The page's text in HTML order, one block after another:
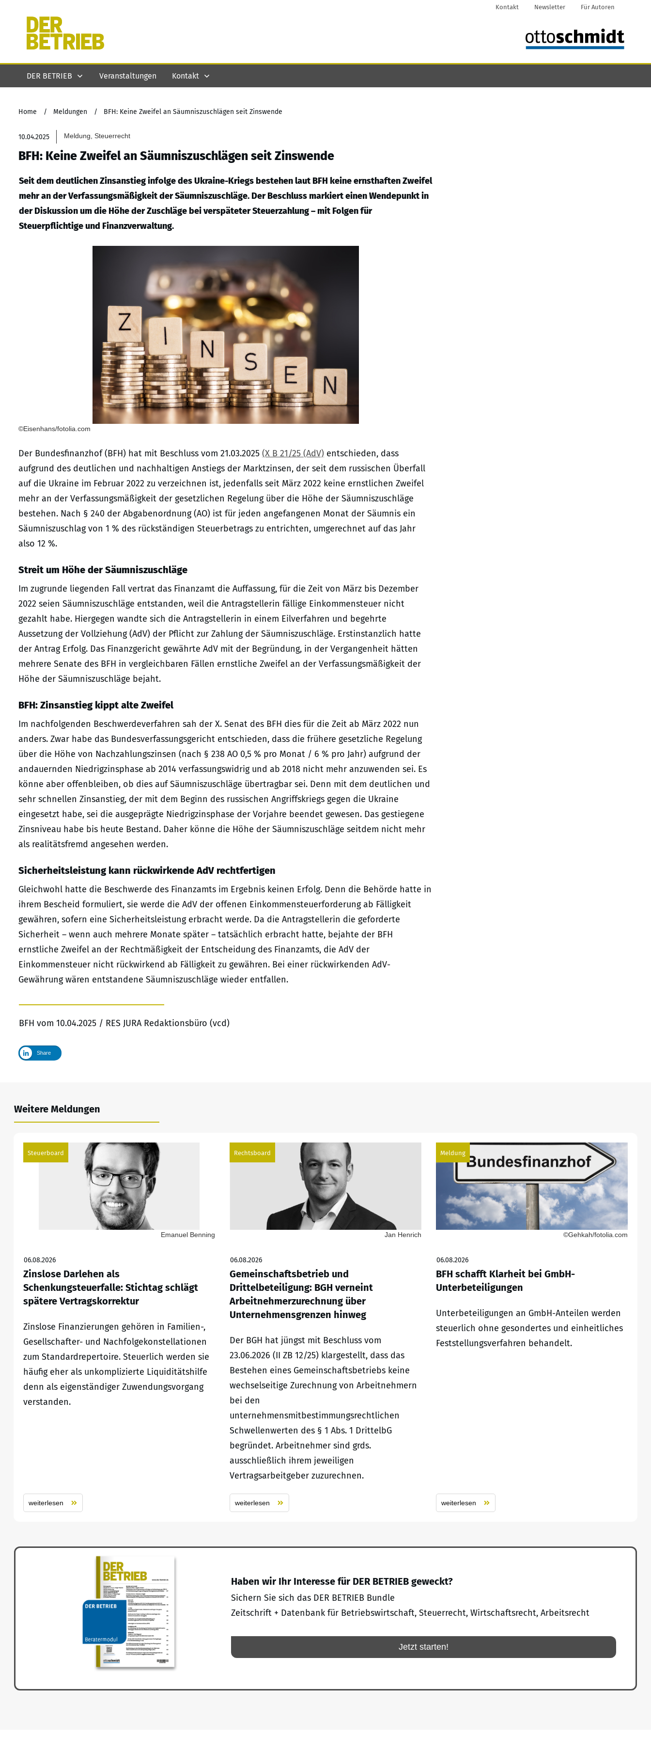
Kontakt Newsletter Für Autoren
DER BETRIEB Veranstaltungen Kontakt
Home / Meldungen / BFH: Keine Zweifel an Säumniszuschlägen seit Zinswende
10.04.2025 Meldung, Steuerrecht
BFH: Keine Zweifel an Säumniszuschlägen seit Zinswende
Seit dem deutlichen Zinsanstieg infolge des Ukraine-Kriegs bestehen laut BFH keine ernsthaften Zweifel
mehr an der Verfassungsmäßigkeit der Säumniszuschläge. Der Beschluss markiert einen Wendepunkt in
der Diskussion um die Höhe der Zuschläge bei verspäteter Steuerzahlung – mit Folgen für
Steuerpflichtige und Finanzverwaltung.
©Eisenhans/fotolia.com
Der Bundesfinanzhof (BFH) hat mit Beschluss vom 21.03.2025 (X B 21/25 (AdV) entschieden, dass
aufgrund des deutlichen und nachhaltigen Anstiegs der Marktzinsen, der seit dem russischen Überfall
auf die Ukraine im Februar 2022 zu verzeichnen ist, jedenfalls seit März 2022 keine ernstlichen Zweifel
mehr an der Verfassungsmäßigkeit der gesetzlichen Regelung über die Höhe der Säumniszuschläge
bestehen. Nach § 240 der Abgabenordnung (AO) ist für jeden angefangenen Monat der Säumnis ein
Säumniszuschlag von 1 % des rückständigen Steuerbetrags zu entrichten, umgerechnet auf das Jahr
also 12 %.
Streit um Höhe der Säumniszuschläge
Im zugrunde liegenden Fall vertrat das Finanzamt die Auffassung, für die Zeit von März bis Dezember
2022 seien Säumniszuschläge entstanden, weil die Antragstellerin fällige Einkommensteuer nicht
gezahlt habe. Hiergegen wandte sich die Antragstellerin in einem Eilverfahren und begehrte
Aussetzung der Vollziehung (AdV) der Pflicht zur Zahlung der Säumniszuschläge. Erstinstanzlich hatte
der Antrag Erfolg. Das Finanzgericht gewährte AdV mit der Begründung, in der Vergangenheit hätten
mehrere Senate des BFH in vergleichbaren Fällen ernstliche Zweifel an der Verfassungsmäßigkeit der
Höhe der Säumniszuschläge bejaht.
BFH: Zinsanstieg kippt alte Zweifel
Im nachfolgenden Beschwerdeverfahren sah der X. Senat des BFH dies für die Zeit ab März 2022 nun
anders. Zwar habe das Bundesverfassungsgericht entschieden, dass die frühere gesetzliche Regelung
über die Höhe von Nachzahlungszinsen (nach § 238 AO 0,5 % pro Monat / 6 % pro Jahr) aufgrund der
andauernden Niedrigzinsphase ab 2014 verfassungswidrig und ab 2018 nicht mehr anzuwenden sei. Es
könne aber offenbleiben, ob dies auf Säumniszuschläge übertragbar sei. Denn mit dem deutlichen und
sehr schnellen Zinsanstieg, der mit dem Beginn des russischen Angriffskriegs gegen die Ukraine
eingesetzt habe, sei die ausgeprägte Niedrigzinsphase der Vorjahre beendet gewesen. Das gestiegene
Zinsniveau habe bis heute Bestand. Daher könne die Höhe der Säumniszuschläge seitdem nicht mehr
als realitätsfremd angesehen werden.
Sicherheitsleistung kann rückwirkende AdV rechtfertigen
Gleichwohl hatte die Beschwerde des Finanzamts im Ergebnis keinen Erfolg. Denn die Behörde hatte in
ihrem Bescheid formuliert, sie werde die AdV der offenen Einkommensteuerforderung ab Fälligkeit
gewähren, sofern eine Sicherheitsleistung erbracht werde. Da die Antragstellerin die geforderte
Sicherheit – wenn auch mehrere Monate später – tatsächlich erbracht hatte, bejahte der BFH
ernstliche Zweifel an der Rechtmäßigkeit der Entscheidung des Finanzamts, die AdV der
Einkommensteuer nicht rückwirkend ab Fälligkeit zu gewähren. Bei einer rückwirkenden AdV-
Gewährung wären entstandene Säumniszuschläge wieder entfallen.
BFH vom 10.04.2025 / RES JURA Redaktionsbüro (vcd)
Share
Weitere Meldungen
Steuerboard
Emanuel Benning
06.08.2026
Zinslose Darlehen als
Schenkungsteuerfalle: Stichtag schlägt
spätere Vertragskorrektur
Zinslose Finanzierungen gehören in Familien-,
Gesellschafter- und Nachfolgekonstellationen
zum Standardrepertoire. Steuerlich werden sie
häufig eher als unkomplizierte Liquiditätshilfe
denn als eigenständiger Zuwendungsvorgang
verstanden.
weiterlesen
Rechtsboard
Jan Henrich
06.08.2026
Gemeinschaftsbetrieb und
Drittelbeteiligung: BGH verneint
Arbeitnehmerzurechnung über
Unternehmensgrenzen hinweg
Der BGH hat jüngst mit Beschluss vom
23.06.2026 (II ZB 12/25) klargestellt, dass das
Bestehen eines Gemeinschaftsbetriebs keine
wechselseitige Zurechnung von Arbeitnehmern
bei den
unternehmensmitbestimmungsrechtlichen
Schwellenwerten des § 1 Abs. 1 DrittelbG
begründet. Arbeitnehmer sind grds.
ausschließlich ihrem jeweiligen
Vertragsarbeitgeber zuzurechnen.
weiterlesen
Meldung
©Gehkah/fotolia.com
06.08.2026
BFH schafft Klarheit bei GmbH-
Unterbeteiligungen
Unterbeteiligungen an GmbH-Anteilen werden
steuerlich ohne gesondertes und einheitliches
Feststellungsverfahren behandelt.
weiterlesen
Haben wir Ihr Interesse für DER BETRIEB geweckt?
Sichern Sie sich das DER BETRIEB Bundle
Zeitschrift + Datenbank für Betriebswirtschaft, Steuerrecht, Wirtschaftsrecht, Arbeitsrecht
Jetzt starten!